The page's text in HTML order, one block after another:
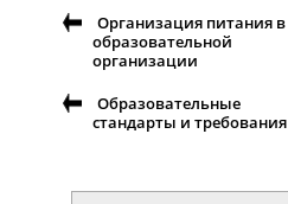
Организация питания в
образовательной
организации
Образовательные
стандарты и требования